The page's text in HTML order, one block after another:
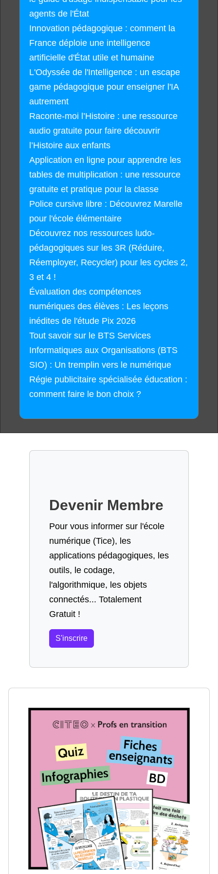
agents de l'État
Innovation pédagogique : comment la
France déploie une intelligence
artificielle d'État utile et humaine
L'Odyssée de l'Intelligence : un escape
game pédagogique pour enseigner l'IA
autrement
Raconte-moi l’Histoire : une ressource
audio gratuite pour faire découvrir
l’Histoire aux enfants
Application en ligne pour apprendre les
tables de multiplication : une ressource
gratuite et pratique pour la classe
Police cursive libre : Découvrez Marelle
pour l'école élémentaire
Découvrez nos ressources ludo-
pédagogiques sur les 3R (Réduire,
Réemployer, Recycler) pour les cycles 2,
3 et 4 !
Évaluation des compétences
numériques des élèves : Les leçons
inédites de l'étude Pix 2026
Tout savoir sur le BTS Services
Informatiques aux Organisations (BTS
SIO) : Un tremplin vers le numérique
Régie publicitaire spécialisée éducation :
comment faire le bon choix ?
Devenir Membre
Pour vous informer sur l'école
numérique (Tice), les
applications pédagogiques, les
outils, le codage,
l'algorithmique, les objets
connectés... Totalement
Gratuit !
S'inscrire